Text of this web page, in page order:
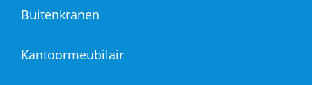
Buitenkranen
Kantoormeubilair